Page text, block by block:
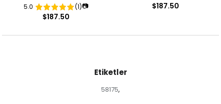
Desenli Abiye Elbise
5.0 (1)📷
$187.50
$187.50
Etiketler
58175,